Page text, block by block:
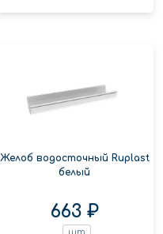
Желоб водосточный Ruplast
белый
663 ₽